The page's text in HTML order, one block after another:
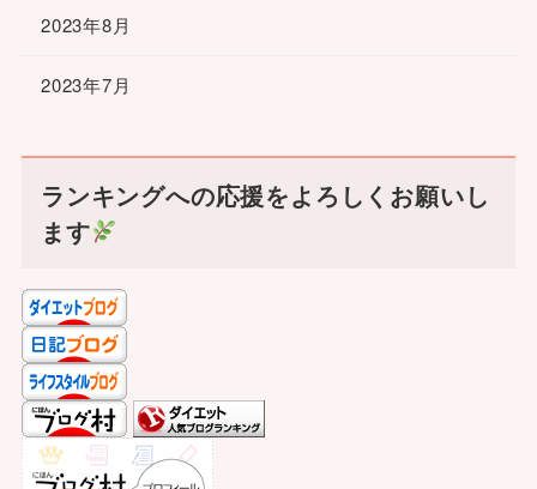
2023年8月
2023年7月
ランキングへの応援をよろしくお願いし
ます